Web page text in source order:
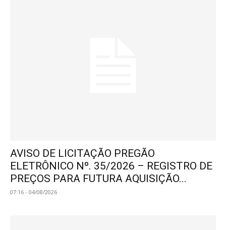
AVISO DE LICITAÇÃO PREGÃO
ELETRÔNICO Nº. 35/2026 – REGISTRO DE
PREÇOS PARA FUTURA AQUISIÇÃO...
07:16 - 04/08/2026